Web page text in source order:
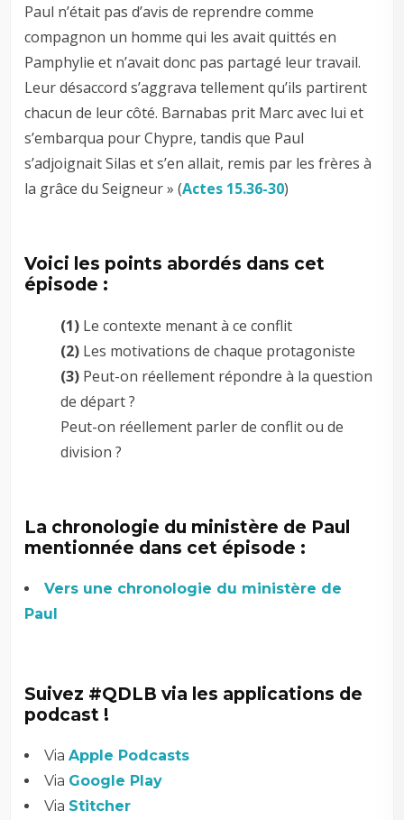
Paul n’était pas d’avis de reprendre comme
compagnon un homme qui les avait quittés en
Pamphylie et n’avait donc pas partagé leur travail.
Leur désaccord s’aggrava tellement qu’ils partirent
chacun de leur côté. Barnabas prit Marc avec lui et
s’embarqua pour Chypre, tandis que Paul
s’adjoignait Silas et s’en allait, remis par les frères à
la grâce du Seigneur » (Actes 15.36-30)
Voici les points abordés dans cet
épisode :
(1) Le contexte menant à ce conflit
(2) Les motivations de chaque protagoniste
(3) Peut-on réellement répondre à la question
de départ ?
Peut-on réellement parler de conflit ou de
division ?
La chronologie du ministère de Paul
mentionnée dans cet épisode :
Vers une chronologie du ministère de
Paul
Suivez #QDLB via les applications de
podcast !
ViaApple Podcasts
Via Google Play
Via Stitcher